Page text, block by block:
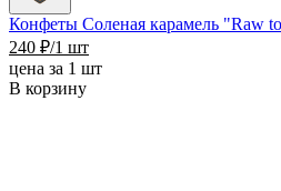
Конфеты Соленая карамель "Raw
240 ₽/1 шт
цена за 1 шт
В корзину